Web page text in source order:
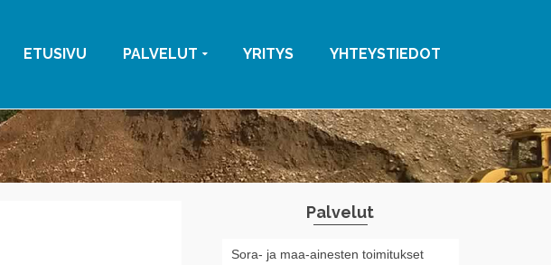
ETUSIVU PALVELUT YRITYS YHTEYSTIEDOT
Palvelut
Sora- ja maa-ainesten toimitukset